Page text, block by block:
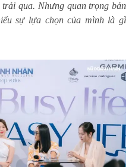
qua. Nhưng quan trọng bản
sự lựa chọn của mình là gì